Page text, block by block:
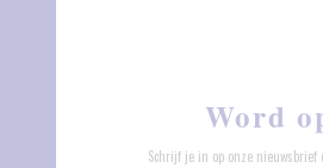
Word
Schrijf je in op onze